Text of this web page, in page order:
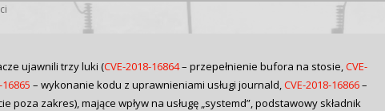
ujawnili trzy luki (CVE-2018-16864– przepełnienie bufora na stosie,CVE-
– wykonanie kodu z uprawnieniami usługi journald,CVE-2018-16866–
poza zakres), mające wpływ na usługę „systemd”, podstawowy składnik